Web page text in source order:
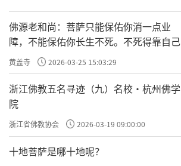
佛源老和尚：菩萨只能保佑你消一点业
障，不能保佑你长生不死。不死得靠自己
黄盖寺 2026-03-25 15:03:29
浙江佛教五名寻迹（九）名校·杭州佛学
院
浙江省佛教协会 2026-03-19 09:00:00
十地菩萨是哪十地呢？